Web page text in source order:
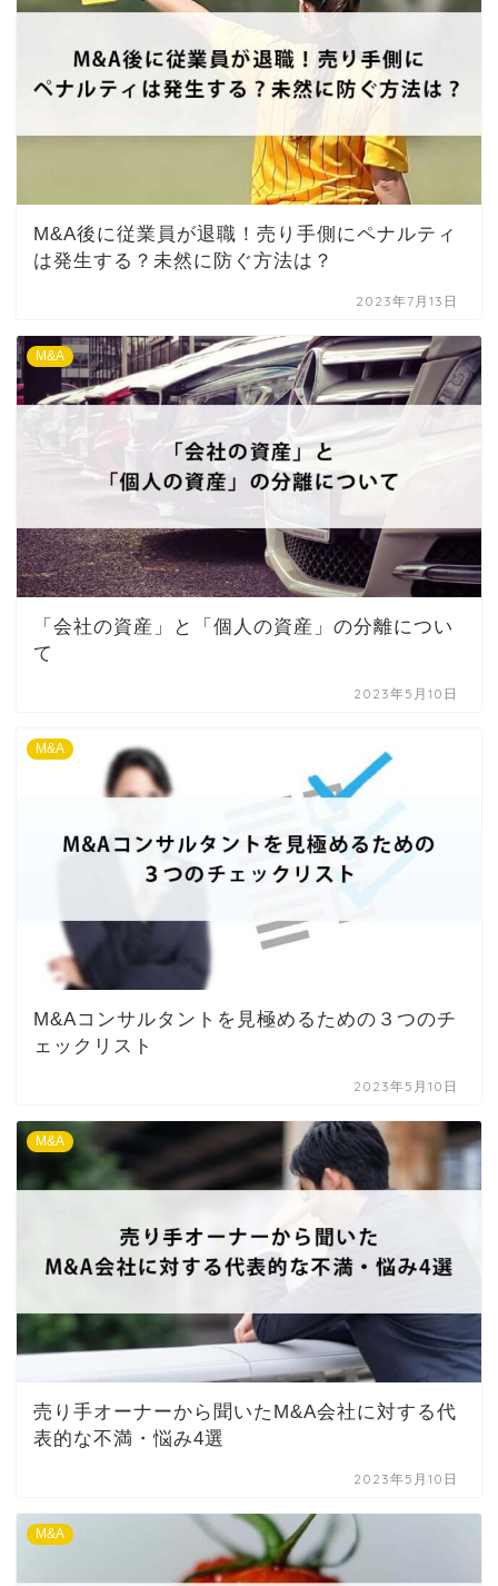
M&A後に従業員が退職！売り手側にペナルティ
は発生する？未然に防ぐ方法は？
2023年7月13日
M&A
「会社の資産」と「個人の資産」の分離につい
て
2023年5月10日
M&A
M&Aコンサルタントを見極めるための３つのチ
ェックリスト
2023年5月10日
M&A
売り手オーナーから聞いたM&A会社に対する代
表的な不満・悩み4選
2023年5月10日
M&A